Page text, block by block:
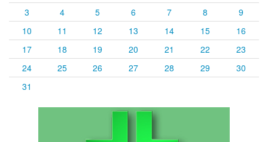
3
4 5 6 7 8
9
10
11 12 13 14 15
16
17
18 19 20 21 22
23
24
25 26 27 28 29
30
31